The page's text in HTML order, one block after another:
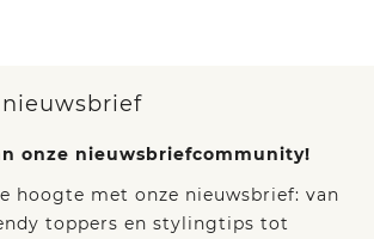
onze nieuwsbriefcommunity!
hoogte met onze nieuwsbrief: van
toppers en stylingtips tot